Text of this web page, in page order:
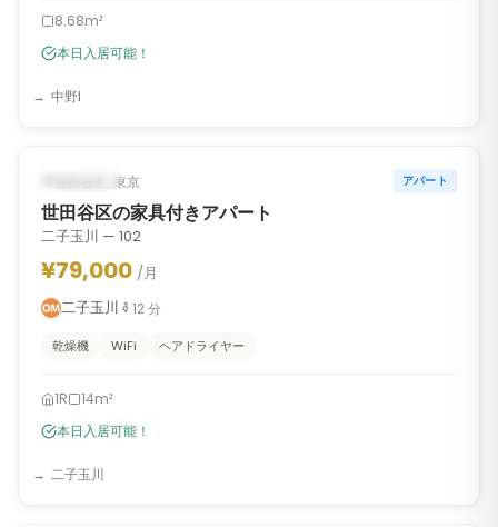
8.68m²
本日入居可能！
中野I
入居可能
世田谷区, 東京 アパート
世田谷区の家具付きアパート
二子玉川 — 102
¥79,000 /月
二子玉川
12分
乾燥機 WiFi ヘアドライヤー
1R
14m²
本日入居可能！
二子玉川